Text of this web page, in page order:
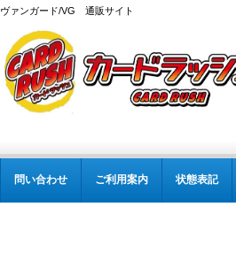
ヴァンガード/VG 通販サイト
問い合わせ ご利用案内 状態表記